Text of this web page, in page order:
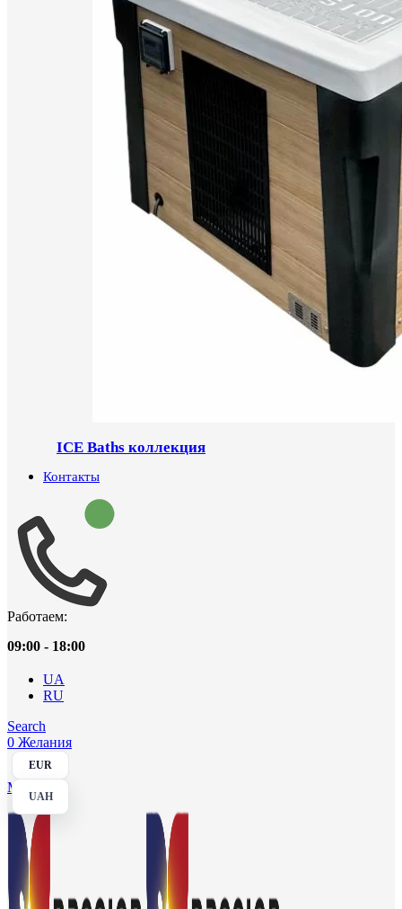
ICE Baths коллекция
Контакты
Работаем:
09:00 - 18:00
UA
RU
Search
0 Желания
EUR
UAH
Menu